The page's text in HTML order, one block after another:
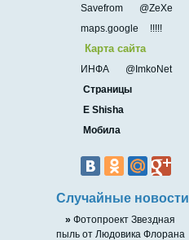
Savefrom
@ZeXe
maps.google
!!!!!
Карта сайта
ИНФА
@ImkoNet
Страницы
E Shisha
Мобила
Случайные новости
» Фотопроект Звездная
пыль от Людовика Флорана